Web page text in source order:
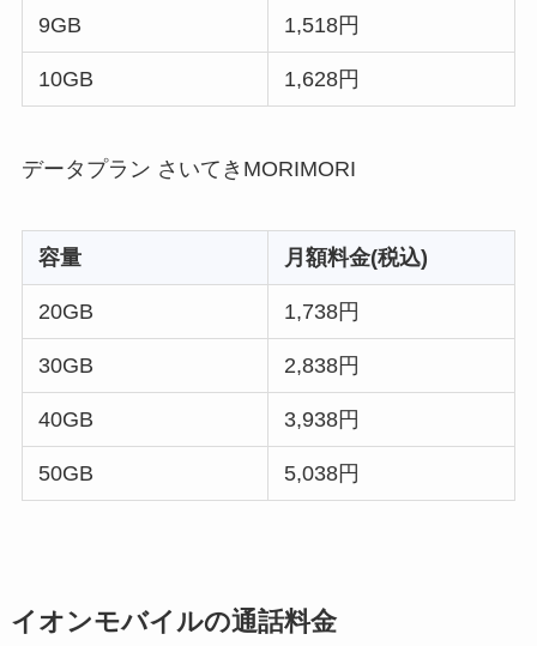
9GB 1,518円
10GB 1,628円
データプラン さいてきMORIMORI
容量 月額料金(税込)
20GB 1,738円
30GB 2,838円
40GB 3,938円
50GB 5,038円
イオンモバイルの通話料金